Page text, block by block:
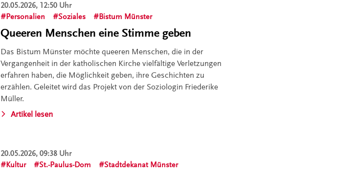
20.05.2026, 12:50 Uhr
Personalien
Soziales Bistum Münster
Queeren Menschen eine Stimme geben
Das Bistum Münster möchte queeren Menschen, die in der
Vergangenheit in der katholischen Kirche vielfältige Verletzungen
erfahren haben, die Möglichkeit geben, ihre Geschichten zu
erzählen. Geleitet wird das Projekt von der Soziologin Friederike
Müller.
Artikel lesen
20.05.2026, 09:38 Uhr
Kultur
St.-Paulus-Dom Stadtdekanat Münster